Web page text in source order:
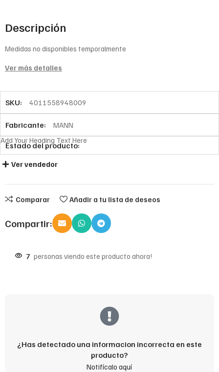
Descripción
Medidas no disponibles temporalmente
Ver más detalles
SKU: 4011558948009
Fabricante: MANN
Estado del producto:
Add Your Heading Text Here
Ver vendedor
Comparar Añadir a tu lista de deseos
Compartir:
7 personas viendo este producto ahora!
¿Has detectado una informacion incorrecta en este
producto?
Notifícalo aquí